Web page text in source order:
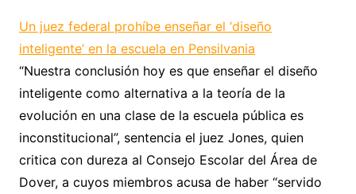
Un juez federal prohíbe enseñar el ‘diseño
inteligente’ en la escuela en Pensilvania
“Nuestra conclusión hoy es que enseñar el diseño
inteligente como alternativa a la teoría de la
evolución en una clase de la escuela pública es
inconstitucional”, sentencia el juez Jones, quien
critica con dureza al Consejo Escolar del Área de
Dover, a cuyos miembros acusa de haber “servido